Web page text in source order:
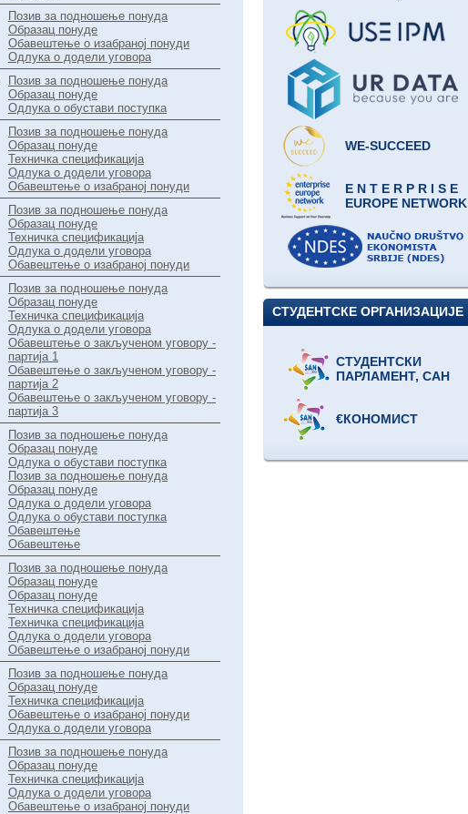
Позив за подношење понуда
Образац понуде
Обавештење о изабраној понуди
Одлука о додели уговора
Позив за подношење понуда
Образац понуде
Одлука о обустави поступка
Позив за подношење понуда
Образац понуде
Техничка спецификација
Одлука о додели уговора
Обавештење о изабраној понуди
Позив за подношење понуда
Образац понуде
Техничка спецификација
Одлука о додели уговора
Обавештење о изабраној понуди
Позив за подношење понуда
Образац понуде
Техничка спецификација
Одлука о додели уговора
Обавештење о закљученом уговору -
партија 1
Обавештење о закљученом уговору -
партија 2
Обавештење о закљученом уговору -
партија 3
Позив за подношење понуда
Образац понуде
Одлука о обустави поступка
Позив за подношење понуда
Образац понуде
Одлука о додели уговора
Одлука о обустави поступка
Обавештење
Обавештење
Позив за подношење понуда
Образац понуде
Образац понуде
Техничка спецификација
Техничка спецификација
Одлука о додели уговора
Обавештење о изабраној понуди
Позив за подношење понуда
Образац понуде
Техничка спецификација
Обавештење о изабраној понуди
Одлука о додели уговора
Позив за подношење понуда
Образац понуде
Техничка спецификација
Одлука о додели уговора
Обавештење о изабраној понуди
WE-SUCCEED
E N T E R P R I S E
EUROPE NETWORK
СТУДЕНТСКЕ ОРГАНИЗАЦИЈЕ
СТУДЕНТСКИ
ПАРЛАМЕНТ, САН
€КОНОМИСТ